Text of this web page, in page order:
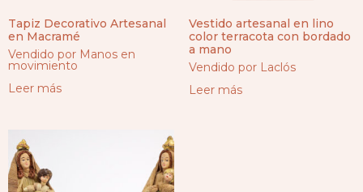
Tapiz Decorativo Artesanal
en Macramé
Vendido por Manos en
movimiento
Leer más
Vestido artesanal en lino
color terracota con bordado
a mano
Vendido por Laclós
Leer más